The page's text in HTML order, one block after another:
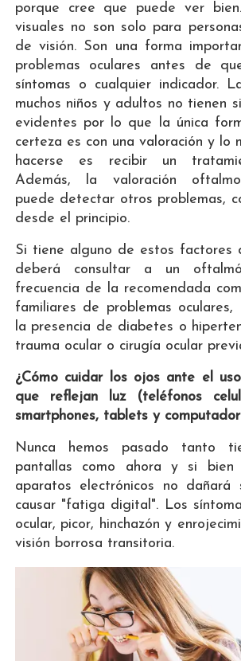
porque cree que puede ver
visuales no son solo para
de visión. Son una forma
problemas oculares antes de
síntomas o cualquier indicador.
muchos niños y adultos no tienen
evidentes por lo que la única
certeza es con una valoración y lo
hacerse es recibir un
Además, la valoración
puede detectar otros problemas,
desde el principio.
Si tiene alguno de estos factores
deberá consultar a un
frecuencia de la recomendada
familiares de problemas oculares,
la presencia de diabetes o
trauma ocular o cirugía ocular
¿Cómo cuidar los ojos ante el
que reflejan luz (teléfonos
smartphones, tablets y
Nunca hemos pasado tanto
pantallas como ahora y si bien
aparatos electrónicos no dañará
causar "fatiga digital". Los
ocular, picor, hinchazón y
visión borrosa transitoria.